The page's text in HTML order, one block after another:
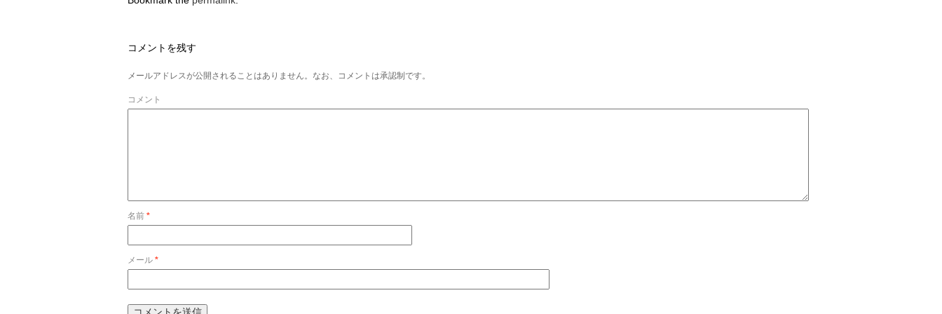
コメントを残す
メールアドレスが公開されることはありません。なお、コメントは承認制です。
コメント
名前 *
メール *